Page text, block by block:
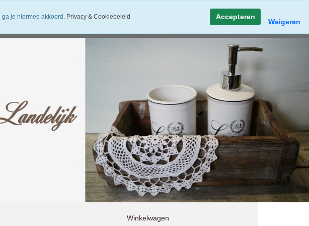
Winkelwagen
je hiermee akkoord.Privacy & Cookiebeleid Accepteren
Weigeren